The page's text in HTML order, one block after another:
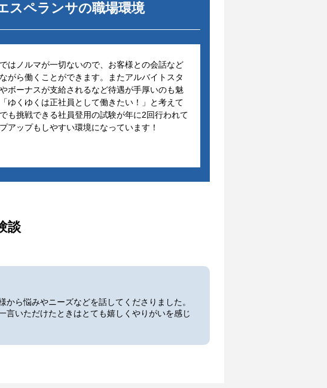
スペランサの職場環境
はノルマが一切ないので、お客様との会話など
がら働くことができます。またアルバイトスタ
ボーナスが支給されるなど待遇が手厚いのも魅
ゆくゆくは正社員として働きたい！」と考えて
も挑戦できる社員登用の試験が年に2回行われて
談
ら悩みやニーズなどを話してくださりました。
言いただけたときはとても嬉しくやりがいを感じ